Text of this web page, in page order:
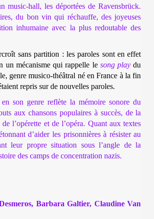
music-hall, les déportées de Ravensbrück.
du bon vin qui réchauffe, des joyeuses
inhumaine avec la plus redoutable des
sans partition : les paroles sont en effet
un mécanisme qui rappelle le song playdu
genre musico-théâtral né en France à la fin
repris sur de nouvelles paroles.
son genre reflète la mémoire sonore du
aux chansons populaires à succès, de la
l’opérette et de l’opéra. Quant aux textes
d’aider les prisonnières à résister au
leur propre situation sous l’angle de la
des camps de concentration nazis.
Barbara Galtier, Claudine Van